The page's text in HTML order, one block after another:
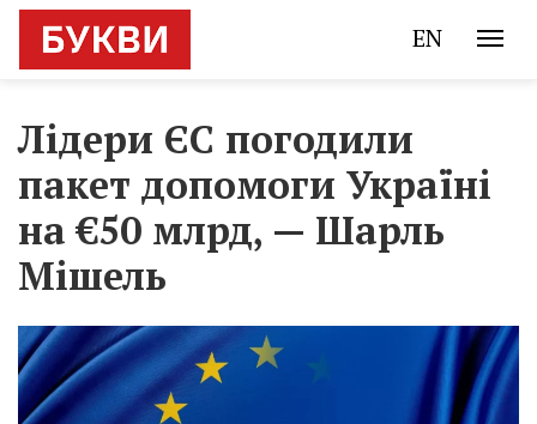
EN
Лідери ЄС погодили
пакет допомоги Україні
на €50 млрд, — Шарль
Мішель